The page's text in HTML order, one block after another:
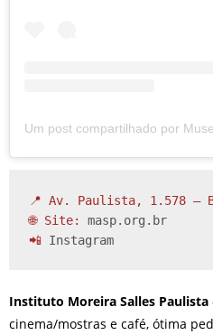
📍 Av. Paulista, 1.578 –
🌐 Site: masp.org.br
📲 Instagram
Instituto Moreira Salles Paulista
cinema/mostras e café, ótima